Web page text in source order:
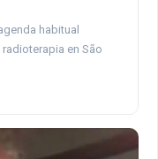
habitual
en São